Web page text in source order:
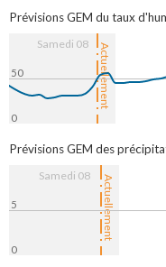
Prévisions GEM du taux
Actuellement
Samedi 08
0
50
Prévisions GEM des
Actuellement
Samedi 08
0
5